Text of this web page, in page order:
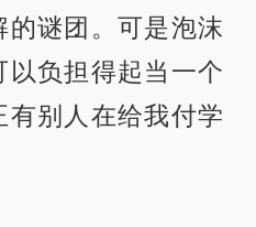
的谜团。可是泡沫
负担得起当一个
别人在给我付学